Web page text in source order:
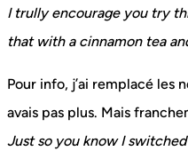
I trully encourage you try
that with a cinnamon tea
Pour info, j’ai remplacé les
avais pas plus. Mais
Just so you know I